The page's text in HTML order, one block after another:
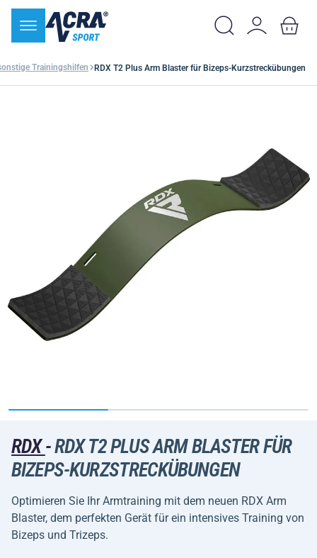
Trainingshilfen RDX T2 Plus Arm Blaster für Bizeps-Kurzstreckübungen
RDX-RDX T2 PLUS ARM BLASTER FÜR
BIZEPS-KURZSTRECKÜBUNGEN
Optimieren Sie Ihr Armtraining mit dem neuen RDX Arm
Blaster, dem perfekten Gerät für ein intensives Training von
Bizeps und Trizeps.